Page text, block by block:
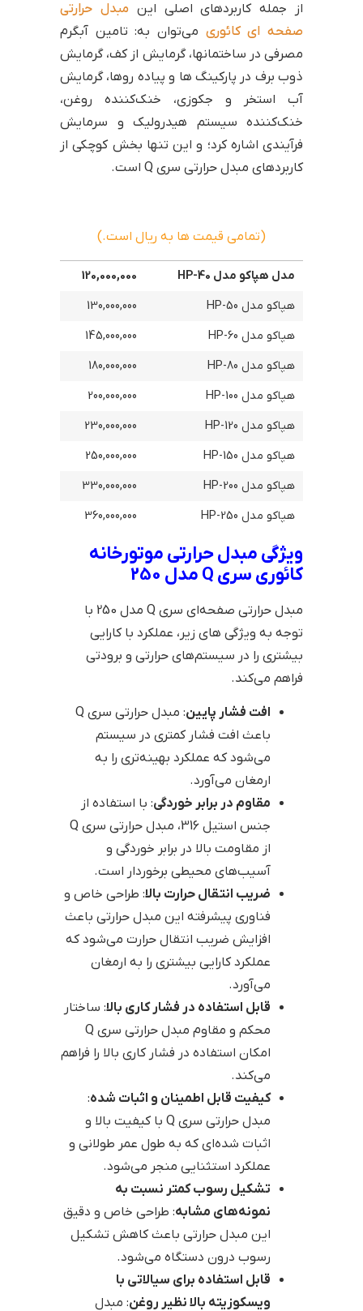
از جمله کاربردهای اصلی اینمبدل حرارتی
صفحه ای کائوری می‌توان به: تامین آبگرم
مصرفی در ساختمانها، گرمایش از کف، گرمایش
ذوب برف در پارکینگ ها و پیاده روها، گرمایش
آب استخر و جکوزی، خنک‌کننده روغن،
خنک‌کننده سیستم هیدرولیک و سرمایش
فرآیندی اشاره کرد؛ و این تنها بخش کوچکی از
کاربردهای مبدل حرارتی سری Q است.
(تمامی قیمت ها به ریال است.)
مدل هپاکو مدل HP-40
120,000,000
هپاکو مدل HP-50
130,000,000
هپاکو مدل HP-60
145,000,000
هپاکو مدل HP-80
180,000,000
هپاکو مدل HP-100
200,000,000
هپاکو مدل HP-120
230,000,000
هپاکو مدل HP-150
250,000,000
هپاکو مدل HP-200
330,000,000
هپاکو مدل HP-250
360,000,000
ویژگی مبدل حرارتی موتورخانه
کائوری سری Q مدل 250
مبدل حرارتی صفحه‌ای سری Q مدل 250 با
توجه به ویژگی های زیر، عملکرد با کارایی
بیشتری را در سیستم‌های حرارتی و برودتی
فراهم می‌کند.
افت فشار پایین
: مبدل حرارتی سری Q
باعث افت فشار کمتری در سیستم
می‌شود که عملکرد بهینه‌تری را به
ارمغان می‌آورد.
مقاوم در برابر خوردگی: با استفاده از
جنس استیل 316، مبدل حرارتی سری Q
از مقاومت بالا در برابر خوردگی و
آسیب‌های محیطی برخوردار است.
ضریب انتقال حرارت بالا: طراحی خاص و
فناوری پیشرفته این مبدل حرارتی باعث
افزایش ضریب انتقال حرارت می‌شود که
عملکرد کارایی بیشتری را به ارمغان
می‌آورد.
قابل استفاده در فشار کاری بالا: ساختار
محکم و مقاوم مبدل حرارتی سری Q
امکان استفاده در فشار کاری بالا را فراهم
می‌کند.
کیفیت قابل اطمینان و اثبات شده:
مبدل حرارتی سری Q با کیفیت بالا و
اثبات شده‌ای که به طول عمر طولانی و
عملکرد استثنایی منجر می‌شود.
تشکیل رسوب کمتر نسبت به
نمونه‌های مشابه: طراحی خاص و دقیق
این مبدل حرارتی باعث کاهش تشکیل
رسوب درون دستگاه می‌شود.
قابل استفاده برای سیالاتی با
ویسکوزیته بالا نظیر روغن: مبدل